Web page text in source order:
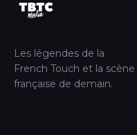
Les légendes de la
French Touch et la scène
française de demain.